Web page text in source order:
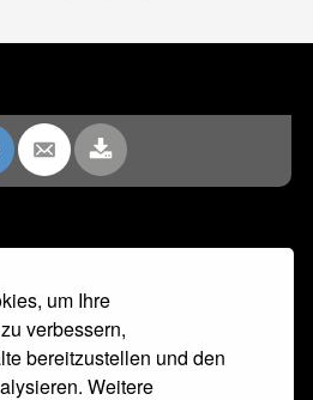
um Ihre
verbessern,
bereitzustellen und den
Weitere